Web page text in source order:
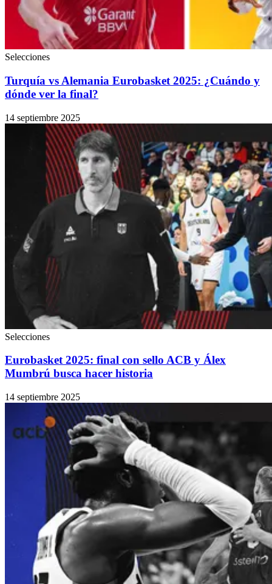
Selecciones
Turquía vs Alemania Eurobasket 2025: ¿Cuándo y
dónde ver la final?
14 septiembre 2025
Selecciones
Eurobasket 2025: final con sello ACB y Álex
Mumbrú busca hacer historia
14 septiembre 2025